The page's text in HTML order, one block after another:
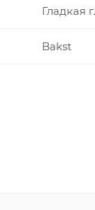
Гладкая
Bakst